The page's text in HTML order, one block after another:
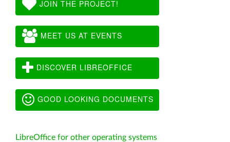
JOIN THE PROJECT!
MEET US AT EVENTS
DISCOVER LIBREOFFICE
GOOD LOOKING DOCUMENTS
LibreOffice for other operating systems